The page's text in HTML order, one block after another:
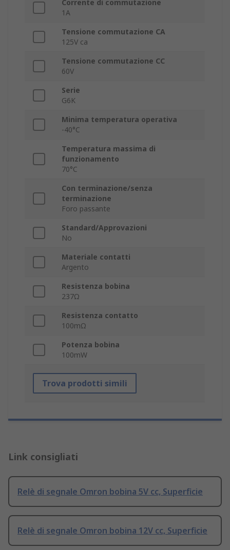
Corrente di commutazione
1A
Tensione commutazione CA
125V ca
Tensione commutazione CC
60V
Serie
G6K
Minima temperatura operativa
-40°C
Temperatura massima di
funzionamento
70°C
Con terminazione/senza
terminazione
Foro passante
Standard/Approvazioni
No
Materiale contatti
Argento
Resistenza bobina
237Ω
Resistenza contatto
100mΩ
Potenza bobina
100mW
Trova prodotti simili
Link consigliati
Relè di segnale Omron bobina 5V cc, Superficie
Relè di segnale Omron bobina 12V cc, Superficie